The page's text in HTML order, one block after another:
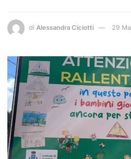
di Alessandra Ciciotti 29